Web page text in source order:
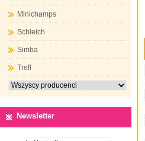
Minichamps
Schleich
Simba
Trefl
Newsletter